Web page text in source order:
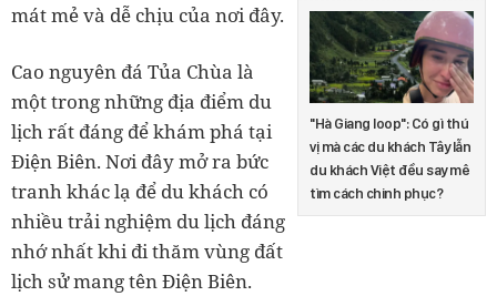
"Hà Giang loop": Có gì thú
vị mà các du khách Tây lẫn
du khách Việt đều say mê
tìm cách chinh phục?
mát mẻ và dễ chịu của nơi đây.
Cao nguyên đá Tủa Chùa là
một trong những địa điểm du
lịch rất đáng để khám phá tại
Điện Biên. Nơi đây mở ra bức
tranh khác lạ để du khách có
nhiều trải nghiệm du lịch đáng
nhớ nhất khi đi thăm vùng đất
lịch sử mang tên Điện Biên.